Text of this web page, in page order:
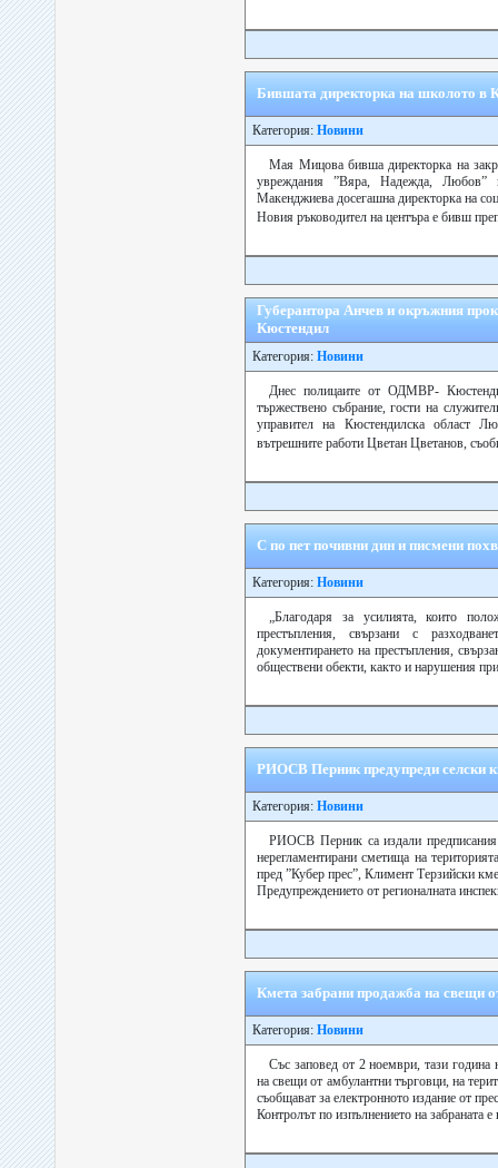
Бившата директорка на школото в
Категория: Новини
Мая Мицова бивша директорка на
увреждания ”Вяра, Надежда, Любов”
Макенджиева досегашна директорка на
Новия ръководител на центъра е бивш
Губерантора Анчев и окръжния
Кюстендил
Категория: Новини
Днес полицаите от ОДМВР-
тържествено събрание, гости на
управител на Кюстендилска област
вътрешните работи Цветан Цветанов,
С по пет почивни дин и писмени
Категория: Новини
„Благодаря за усилията, които
престъпления, свързани с
документирането на престъпления,
обществени обекти, както и нарушения
РИОСВ Перник предупреди селски
Категория: Новини
РИОСВ Перник са издали предписания
нерегламентирани сметища на
пред ”Кубер прес”, Климент Терзийски
Предупреждението от регионалната
Кмета забрани продажба на свещи
Категория: Новини
Със заповед от 2 ноември, тази
на свещи от амбулантни търговци, на
съобщават за електронното издание от
Контролът по изпълнението на забраната